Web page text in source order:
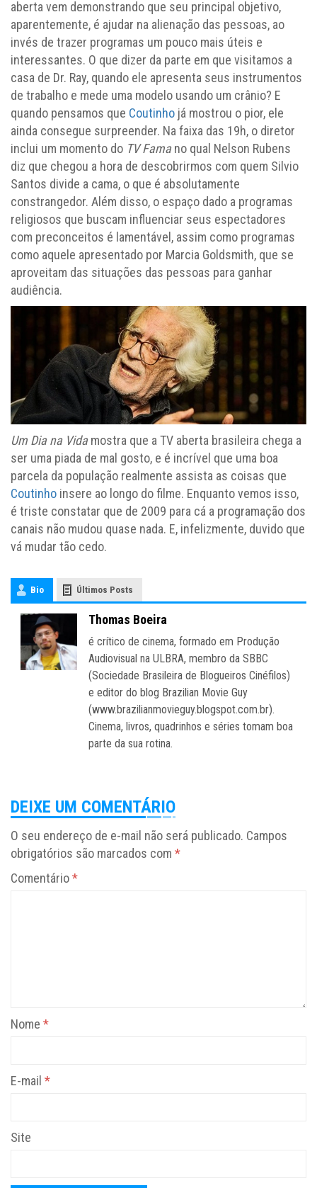
aberta vem demonstrando que seu principal objetivo,
aparentemente, é ajudar na alienação das pessoas, ao
invés de trazer programas um pouco mais úteis e
interessantes. O que dizer da parte em que visitamos a
casa de Dr. Ray, quando ele apresenta seus instrumentos
de trabalho e mede uma modelo usando um crânio? E
quando pensamos que Coutinho já mostrou o pior, ele
ainda consegue surpreender. Na faixa das 19h, o diretor
inclui um momento do TV Famano qual Nelson Rubens
diz que chegou a hora de descobrirmos com quem Silvio
Santos divide a cama, o que é absolutamente
constrangedor. Além disso, o espaço dado a programas
religiosos que buscam influenciar seus espectadores
com preconceitos é lamentável, assim como programas
como aquele apresentado por Marcia Goldsmith, que se
aproveitam das situações das pessoas para ganhar
audiência.
Um Dia na Vidamostra que a TV aberta brasileira chega a
ser uma piada de mal gosto, e é incrível que uma boa
parcela da população realmente assista as coisas que
Coutinho insere ao longo do filme. Enquanto vemos isso,
é triste constatar que de 2009 para cá a programação dos
canais não mudou quase nada. E, infelizmente, duvido que
vá mudar tão cedo.
Bio Últimos Posts
Thomas Boeira
é crítico de cinema, formado em Produção
Audiovisual na ULBRA, membro da SBBC
(Sociedade Brasileira de Blogueiros Cinéfilos)
e editor do blog Brazilian Movie Guy
(www.brazilianmovieguy.blogspot.com.br).
Cinema, livros, quadrinhos e séries tomam boa
parte da sua rotina.
DEIXE UM COMENTÁRIO
O seu endereço de e-mail não será publicado. Campos
obrigatórios são marcados com *
Comentário*
Nome *
E-mail *
Site